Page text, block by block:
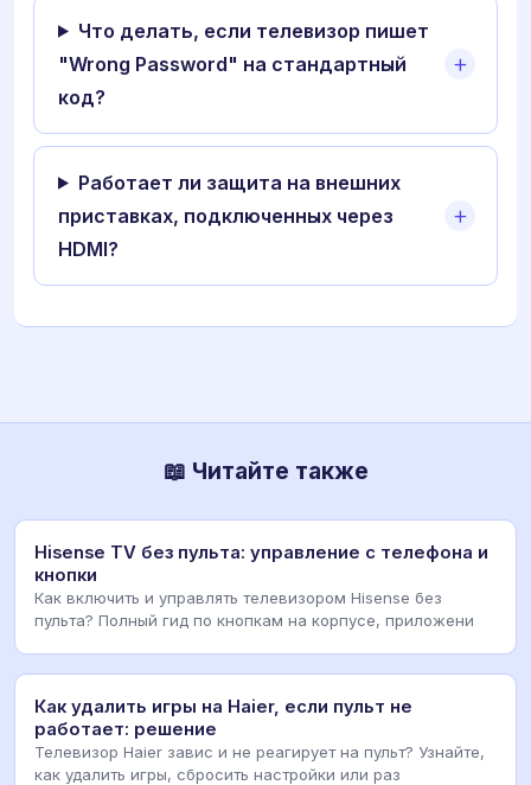
Что делать, если телевизор пишет
"Wrong Password" на стандартный
код?
Работает ли защита на внешних
приставках, подключенных через
HDMI?
📖 Читайте также
Hisense TV без пульта: управление с телефона и
кнопки
Как включить и управлять телевизором Hisense без
пульта? Полный гид по кнопкам на корпусе, приложени
Как удалить игры на Haier, если пульт не
работает: решение
Телевизор Haier завис и не реагирует на пульт? Узнайте,
как удалить игры, сбросить настройки или раз